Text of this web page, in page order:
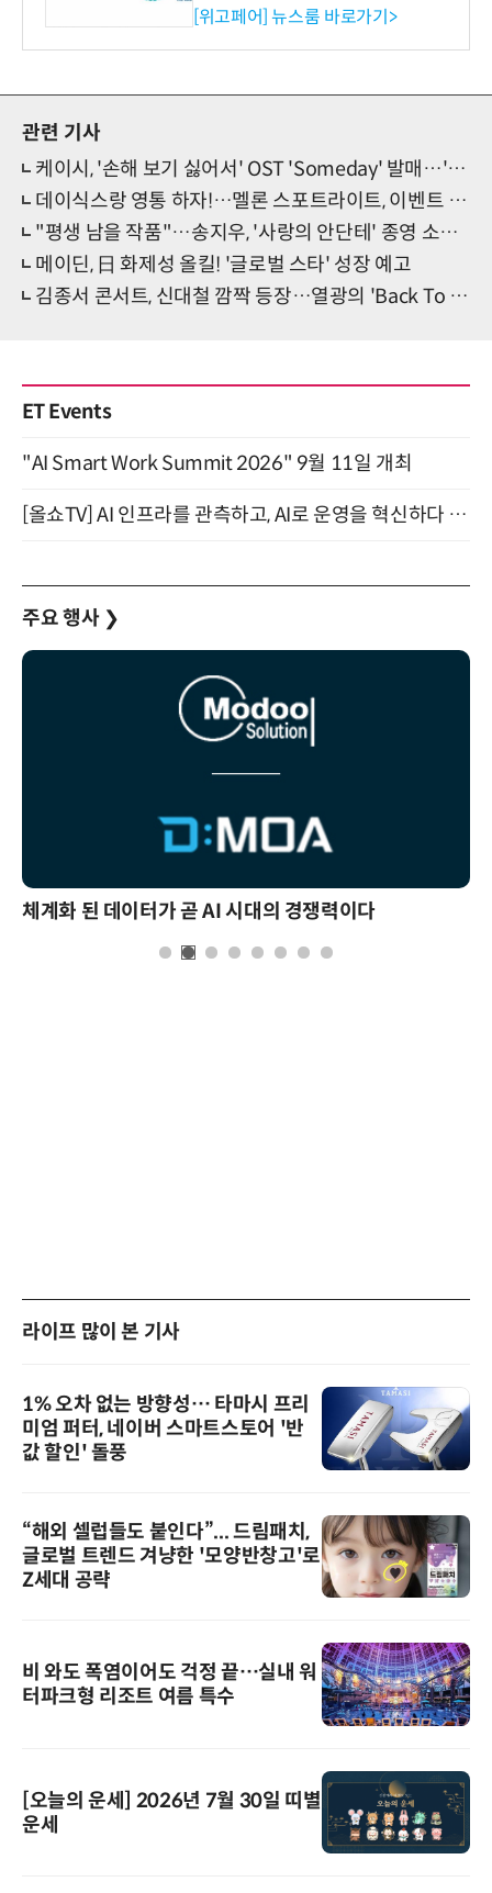
시엄 선정
[위고페어] 뉴스룸 바로가기>
관련 기사
케이시, '손해 보기 싫어서' OST 'Someday' 발매…'빛나는 감성'
데이식스랑 영통 하자!…멜론 스포트라이트, 이벤트 개최
"평생 남을 작품"…송지우, '사랑의 안단테' 종영 소감 [일문일답]
메이딘, 日 화제성 올킬! '글로벌 스타' 성장 예고
김종서 콘서트, 신대철 깜짝 등장…열광의 'Back To The 8090'
ET Events
"AI Smart Work Summit 2026" 9월 11일 개최
[올쇼TV] AI 인프라를 관측하고, AI로 운영을 혁신하다 (8월 11일 생방송)
주요 행사 ❯
체계화 된 데이터가 곧 AI 시대의 경쟁력이다
라이프 많이 본 기사
1% 오차 없는 방향성… 타마시 프리
미엄 퍼터, 네이버 스마트스토어 '반
값 할인' 돌풍
“해외 셀럽들도 붙인다”... 드림패치,
글로벌 트렌드 겨냥한 '모양반창고'로
Z세대 공략
비 와도 폭염이어도 걱정 끝…실내 워
터파크형 리조트 여름 특수
[오늘의 운세] 2026년 7월 30일 띠별
운세